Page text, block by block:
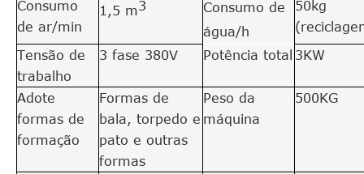
Consumo
de ar/min
1,5 m3
Consumo de
água/h
50kg
Tensão de
trabalho
3 fase 380V Potência total 3KW
Adote
formas de
formação
Formas de
bala, torpedo e
pato e outras
formas
Peso da
máquina
500KG